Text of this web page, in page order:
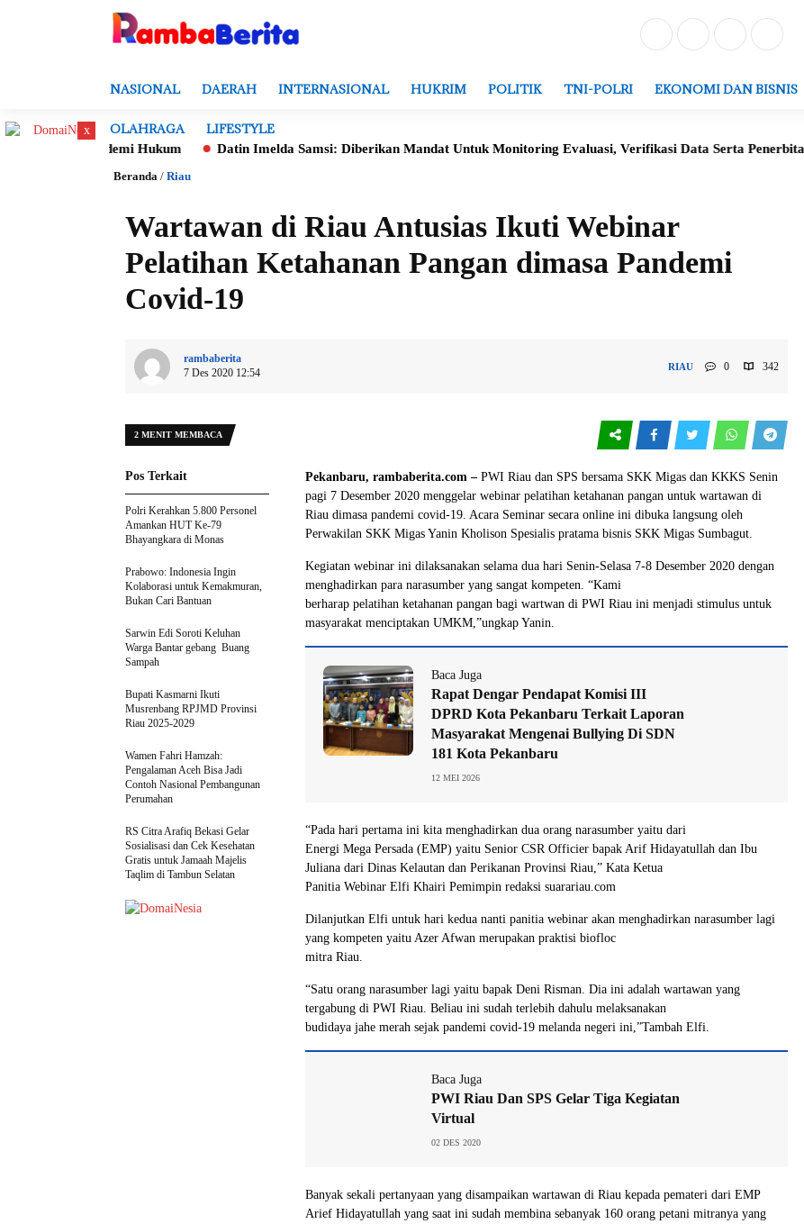
NASIONAL DAERAH INTERNASIONAL HUKRIM POLITIK TNI-POLRI EKONOMI DAN BISNIS
OLAHRAGA LIFESTYLE
demi Hukum Datin Imelda Samsi: Diberikan Mandat Untuk Monitoring Evaluasi, Verifikasi Data Serta Penerbitan Struktur
Beranda / Riau
Wartawan di Riau Antusias Ikuti Webinar
Pelatihan Ketahanan Pangan dimasa Pandemi
Covid-19
rambaberita
7 Des 2020 12:54
RIAU 0 342
2 MENIT MEMBACA
Pekanbaru, rambaberita.com – PWI Riau dan SPS bersama SKK Migas dan KKKS Senin
pagi 7 Desember 2020 menggelar webinar pelatihan ketahanan pangan untuk wartawan di
Riau dimasa pandemi covid-19. Acara Seminar secara online ini dibuka langsung oleh
Perwakilan SKK Migas Yanin Kholison Spesialis pratama bisnis SKK Migas Sumbagut.
Kegiatan webinar ini dilaksanakan selama dua hari Senin-Selasa 7-8 Desember 2020 dengan
menghadirkan para narasumber yang sangat kompeten. “Kami
berharap pelatihan ketahanan pangan bagi wartwan di PWI Riau ini menjadi stimulus untuk
masyarakat menciptakan UMKM,”ungkap Yanin.
Baca Juga
Rapat Dengar Pendapat Komisi III
DPRD Kota Pekanbaru Terkait Laporan
Masyarakat Mengenai Bullying Di SDN
181 Kota Pekanbaru
12 MEI 2026
“Pada hari pertama ini kita menghadirkan dua orang narasumber yaitu dari
Energi Mega Persada (EMP) yaitu Senior CSR Officier bapak Arif Hidayatullah dan Ibu
Juliana dari Dinas Kelautan dan Perikanan Provinsi Riau,” Kata Ketua
Panitia Webinar Elfi Khairi Pemimpin redaksi suarariau.com
Dilanjutkan Elfi untuk hari kedua nanti panitia webinar akan menghadirkan narasumber lagi
yang kompeten yaitu Azer Afwan merupakan praktisi biofloc
mitra Riau.
“Satu orang narasumber lagi yaitu bapak Deni Risman. Dia ini adalah wartawan yang
tergabung di PWI Riau. Beliau ini sudah terlebih dahulu melaksanakan
budidaya jahe merah sejak pandemi covid-19 melanda negeri ini,”Tambah Elfi.
Baca Juga
PWI Riau Dan SPS Gelar Tiga Kegiatan
Virtual
02 DES 2020
Banyak sekali pertanyaan yang disampaikan wartawan di Riau kepada pemateri dari EMP
Arief Hidayatullah yang saat ini sudah membina sebanyak 160 orang petani mitranya yang
Pos Terkait
Polri Kerahkan 5.800 Personel
Amankan HUT Ke-79
Bhayangkara di Monas
Prabowo: Indonesia Ingin
Kolaborasi untuk Kemakmuran,
Bukan Cari Bantuan
Sarwin Edi Soroti Keluhan
Warga Bantar gebang Buang
Sampah
Bupati Kasmarni Ikuti
Musrenbang RPJMD Provinsi
Riau 2025-2029
Wamen Fahri Hamzah:
Pengalaman Aceh Bisa Jadi
Contoh Nasional Pembangunan
Perumahan
RS Citra Arafiq Bekasi Gelar
Sosialisasi dan Cek Kesehatan
Gratis untuk Jamaah Majelis
Taqlim di Tambun Selatan
x